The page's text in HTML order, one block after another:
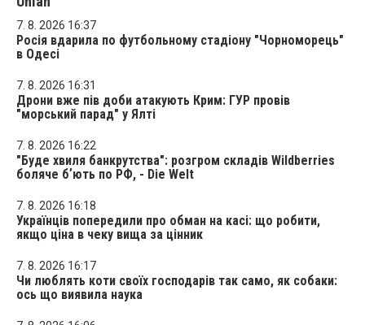
7. 8. 2026 16:37
Росія вдарила по футбольному стадіону "Чорноморець"
в Одесі
7. 8. 2026 16:31
Дрони вже пів доби атакують Крим: ГУР провів
"морський парад" у Ялті
7. 8. 2026 16:22
"Буде хвиля банкрутства": розгром складів Wildberries
боляче бʼють по РФ, - Die Welt
7. 8. 2026 16:18
Українців попередили про обман на касі: що робити,
якщо ціна в чеку вища за цінник
7. 8. 2026 16:17
Чи люблять коти своїх господарів так само, як собаки:
ось що виявила наука